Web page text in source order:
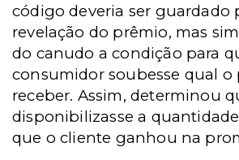
código deveria ser guardado
revelação do prêmio, mas
do canudo a condição para
consumidor soubesse qual o
receber. Assim, determinou
disponibilizasse a
que o cliente ganhou na